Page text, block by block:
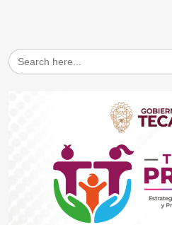
Search
for: